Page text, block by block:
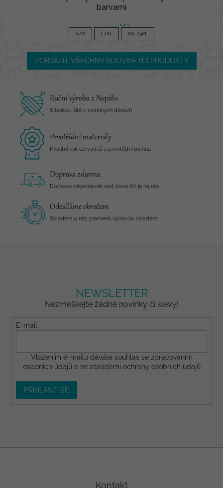
barvami
1 490 Kč
S/M L/XL XXL/3XL
ZOBRAZIT VŠECHNY SOUVISEJÍCÍ PRODUKTY
Ruční výroba z Nepálu
S láskou šité v rodinných dílnách
Prvotřídní materiály
Kvalitní tisk co vydrží a prvotřídní bavlna
Doprava zdarma
Doprava objednávek nad 2000 Kč je na nás
Odesíláme obratem
Skladem u nás znamená opravdu skladem
NEWSLETTER
Nezmeškejte žádné novinky či slevy!
E-mail
Vložením e-mailu dáváte souhlas se zpracováním
osobních údajů a se zásadami ochrany osobních údajů
PŘIHLÁSIT SE
Kontakt